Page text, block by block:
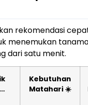
rekomendasi
menemukan
dari satu menit.
Kebutuhan
Matahari ☀️